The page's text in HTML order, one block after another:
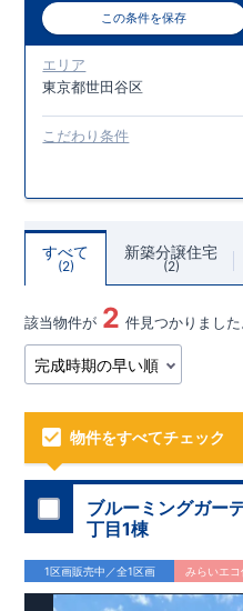
この条件を保存
エリア
東京都世田谷区
こだわり条件
すべて
2
新築分譲住宅
2
該当物件が 2 件見つかりました
物件をすべてチェック
ブルーミングガー
丁目1棟
1区画販売中／全1区画 みらいエ